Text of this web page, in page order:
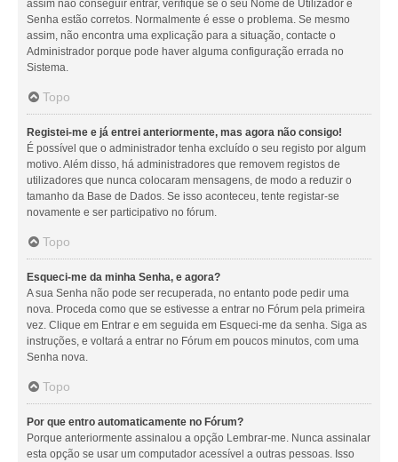
assim não conseguir entrar, verifique se o seu Nome de Utilizador e
Senha estão corretos. Normalmente é esse o problema. Se mesmo
assim, não encontra uma explicação para a situação, contacte o
Administrador porque pode haver alguma configuração errada no
Sistema.
Topo
Registei-me e já entrei anteriormente, mas agora não consigo!
É possível que o administrador tenha excluído o seu registo por algum
motivo. Além disso, há administradores que removem registos de
utilizadores que nunca colocaram mensagens, de modo a reduzir o
tamanho da Base de Dados. Se isso aconteceu, tente registar-se
novamente e ser participativo no fórum.
Topo
Esqueci-me da minha Senha, e agora?
A sua Senha não pode ser recuperada, no entanto pode pedir uma
nova. Proceda como que se estivesse a entrar no Fórum pela primeira
vez. Clique em Entrar e em seguida em Esqueci-me da senha. Siga as
instruções, e voltará a entrar no Fórum em poucos minutos, com uma
Senha nova.
Topo
Por que entro automaticamente no Fórum?
Porque anteriormente assinalou a opção Lembrar-me. Nunca assinalar
esta opção se usar um computador acessível a outras pessoas. Isso